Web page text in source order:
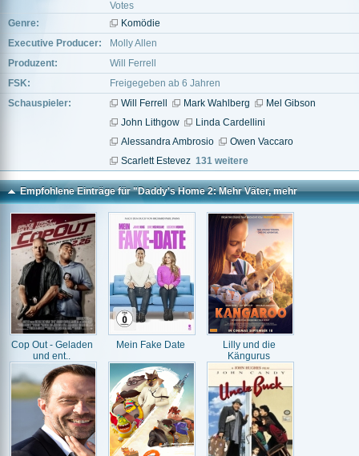
Votes
Genre:
Komödie
Executive Producer:
Molly Allen
Produzent:
Will Ferrell
FSK:
Freigegeben ab 6 Jahren
Schauspieler:
Will Ferrell Mark Wahlberg
Mel Gibson
John Lithgow
Linda Cardellini
Alessandra Ambrosio
Owen Vaccaro
Scarlett Estevez 131 weitere
Empfohlene Einträge für "Daddy's Home 2: Mehr Väter, mehr
Probleme!"
Cop Out - Geladen
und ent..
Mein Fake Date
Lilly und die
Kängurus